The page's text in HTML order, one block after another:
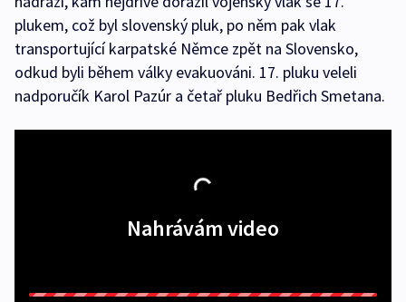
plukem, což byl slovenský pluk, po něm pak vlak
transportující karpatské Němce zpět na Slovensko,
odkud byli během války evakuováni. 17. pluku veleli
nadporučík Karol Pazúr a četař pluku Bedřich Smetana.
Nahrávám video